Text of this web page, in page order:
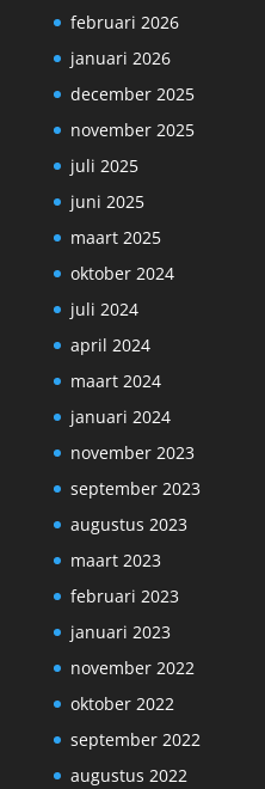
februari 2026
januari 2026
december 2025
november 2025
juli 2025
juni 2025
maart 2025
oktober 2024
juli 2024
april 2024
maart 2024
januari 2024
november 2023
september 2023
augustus 2023
maart 2023
februari 2023
januari 2023
november 2022
oktober 2022
september 2022
augustus 2022